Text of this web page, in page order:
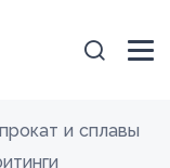
и сплавы